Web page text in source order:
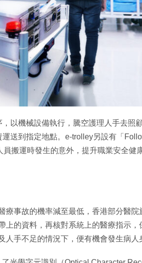
以機械設備執行，騰空護理人手去照
送到指定地點。e-trolley另設有「
搬運時發生的意外，提升職業安全健
療事故的機率減至最低，香港部分醫
的資料，再核對系統上的醫療指示
手不足的情況下，便有機會發生病人